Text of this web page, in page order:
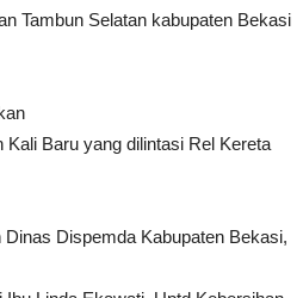
Tambun Selatan kabupaten Bekasi
Baru yang dilintasi Rel Kereta
Dispemda Kabupaten Bekasi,